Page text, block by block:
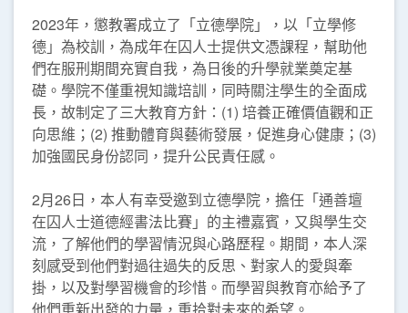
2023年，懲教署成立了「立德學院」，以「立學修
德」為校訓，為成年在囚人士提供文憑課程，幫助他
們在服刑期間充實自我，為日後的升學就業奠定基
礎。學院不僅重視知識培訓，同時關注學生的全面成
長，故制定了三大教育方針：(1) 培養正確價值觀和正
向思維；(2) 推動體育與藝術發展，促進身心健康；(3)
加強國民身份認同，提升公民責任感。
2月26日，本人有幸受邀到立德學院，擔任「通善壇
在囚人士道德經書法比賽」的主禮嘉賓，又與學生交
流，了解他們的學習情況與心路歷程。期間，本人深
刻感受到他們對過往過失的反思、對家人的愛與牽
掛，以及對學習機會的珍惜。而學習與教育亦給予了